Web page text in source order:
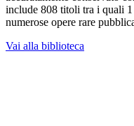
include 808 titoli tra i quali
numerose opere rare
Vai alla biblioteca